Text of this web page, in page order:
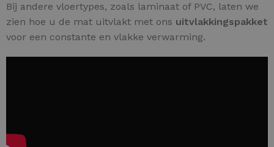
Bij andere vloertypes, zoals laminaat of PVC, laten we
zien hoe u de mat uitvlakt met ons uitvlakkingspakket
voor een constante en vlakke verwarming.